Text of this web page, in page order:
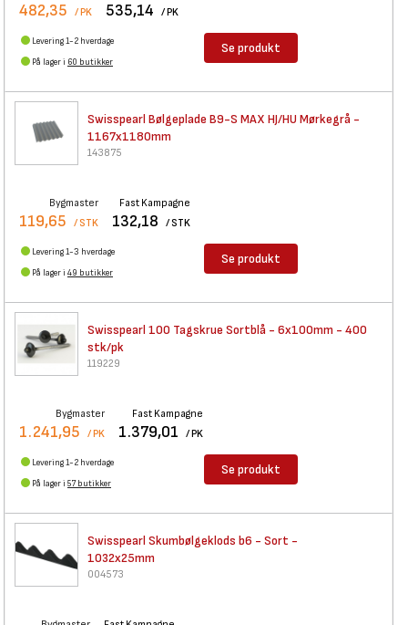
482,35 / PK 535,14 / PK
Levering 1-2 hverdage
På lager i 60 butikker
Se produkt
Swisspearl Bølgeplade B9-S MAX HJ/HU Mørkegrå -
1167x1180mm
143875
Bygmaster
119,65 / STK
Fast Kampagne
132,18 / STK
Levering 1-3 hverdage
På lager i 49 butikker
Se produkt
Swisspearl 100 Tagskrue Sortblå - 6x100mm - 400
stk/pk
119229
Bygmaster
1.241,95 / PK
Fast Kampagne
1.379,01 / PK
Levering 1-2 hverdage
På lager i 57 butikker
Se produkt
Swisspearl Skumbølgeklods b6 - Sort -
1032x25mm
004573